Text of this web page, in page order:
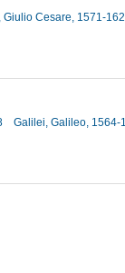
Giulio Cesare, 1571-
Galilei, Galileo,